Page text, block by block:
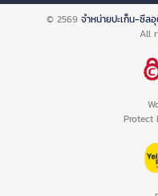
© 2569 จำหน่ายปะเก็น-ซีล
All
Protect